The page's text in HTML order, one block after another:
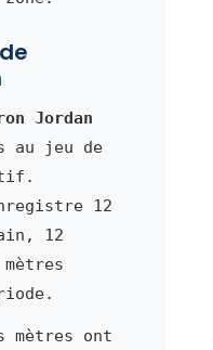
Jordan
au jeu de
12
12
mètres ont